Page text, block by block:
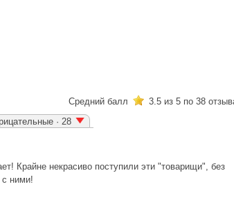
Средний балл 3.5 из 5 по 38
· 28
Крайне некрасиво поступили эти "товарищи", без
с ними!